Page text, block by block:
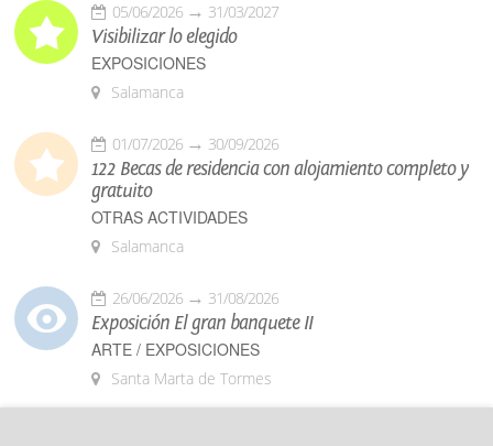
05/06/2026 31/03/2027
Visibilizar lo elegido
EXPOSICIONES
Salamanca
01/07/2026 30/09/2026
122 Becas de residencia con alojamiento completo y
gratuito
OTRAS ACTIVIDADES
Salamanca
26/06/2026 31/08/2026
Exposición El gran banquete II
ARTE / EXPOSICIONES
Santa Marta de Tormes